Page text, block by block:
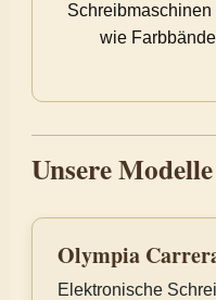
wie
Unsere Modelle
Olympia
Elektronische